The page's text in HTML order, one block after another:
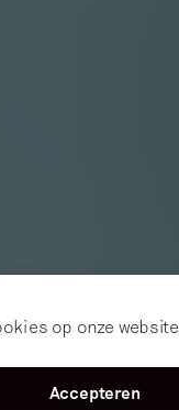
op onze website
Accepteren